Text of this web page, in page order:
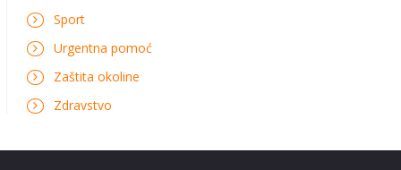
Sport
Urgentna pomoć
Zaštita okoline
Zdravstvo